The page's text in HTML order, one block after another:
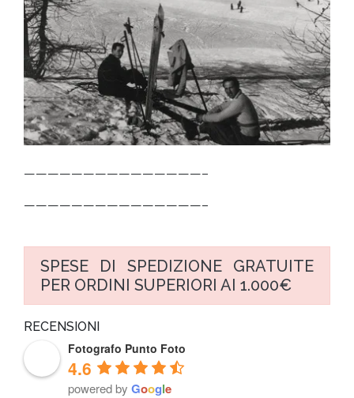
———————————————–
———————————————–
SPESE DI SPEDIZIONE GRATUITE
PER ORDINI SUPERIORI AI 1.000€
RECENSIONI
Fotografo Punto Foto
4.6
powered by Google